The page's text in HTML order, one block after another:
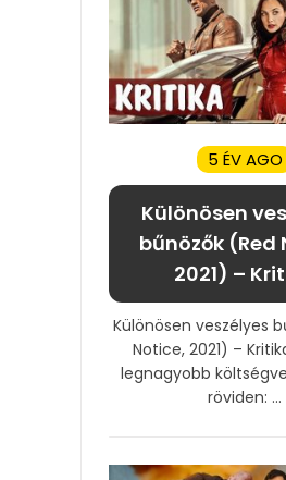
5 ÉV AGO
Különösen
bűnözők (Red
2021) –
Különösen veszélyes
Notice, 2021) –
legnagyobb
röviden: ...